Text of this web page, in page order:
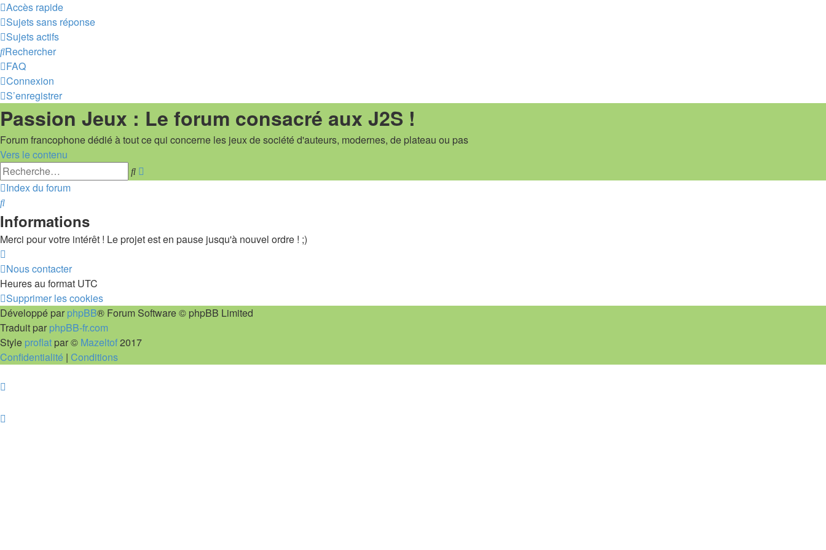
Accès rapide
Sujets sans réponse
Sujets actifs
Rechercher
FAQ
Connexion
S’enregistrer
Passion Jeux : Le forum consacré aux J2S !
Forum francophone dédié à tout ce qui concerne les jeux de société d'auteurs, modernes, de plateau ou pas
Vers le contenu
Rechercher
avancée
Index du forum
Rechercher
Informations
Merci pour votre intérêt ! Le projet est en pause jusqu'à nouvel ordre ! ;)
Nous contacter
Heures au format UTC
Supprimer les cookies
Développé par phpBB® Forum Software © phpBB Limited
Traduit par phpBB-fr.com
Style proflat par © Mazeltof2017
Confidentialité | Conditions